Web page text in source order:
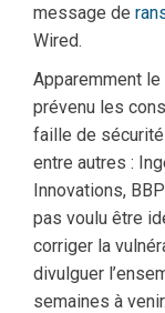
message de
Wired.
Apparemment
prévenu les
faille de
entre autres :
Innovations,
pas voulu être
corriger la
divulguer
semaines à venir.